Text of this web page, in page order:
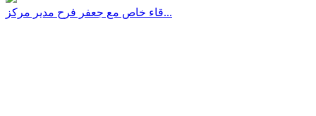
قاء خاص مع جعفر فرح مدير مركز...